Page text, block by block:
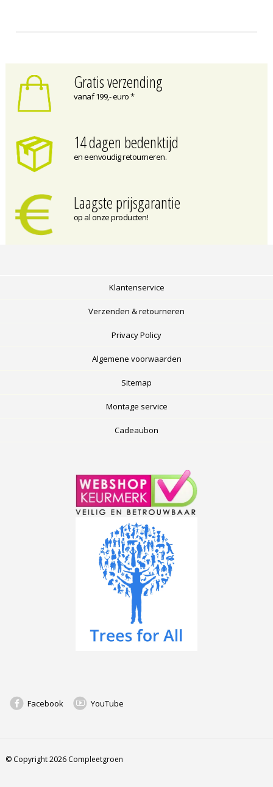
Gratis verzending
vanaf 199,- euro *
14 dagen bedenktijd
en eenvoudig retourneren.
Laagste prijsgarantie
op al onze producten!
Klantenservice
Verzenden & retourneren
Privacy Policy
Algemene voorwaarden
Sitemap
Montage service
Cadeaubon
Facebook YouTube
© Copyright 2026 Compleetgroen